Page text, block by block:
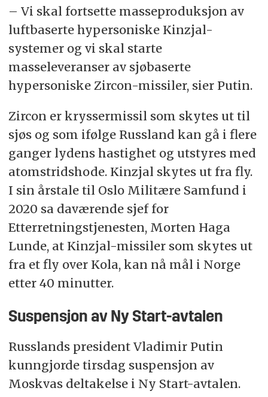
– Vi skal fortsette masseproduksjon av
luftbaserte hypersoniske Kinzjal-
systemer og vi skal starte
masseleveranser av sjøbaserte
hypersoniske Zircon-missiler, sier Putin.
Zircon er kryssermissil som skytes ut til
sjøs og som ifølge Russland kan gå i flere
ganger lydens hastighet og utstyres med
atomstridshode. Kinzjal skytes ut fra fly.
I sin årstale til Oslo Militære Samfund i
2020 sa daværende sjef for
Etterretningstjenesten, Morten Haga
Lunde, at Kinzjal-missiler som skytes ut
fra et fly over Kola, kan nå mål i Norge
etter 40 minutter.
Suspensjon av Ny Start-avtalen
Russlands president Vladimir Putin
kunngjorde tirsdag suspensjon av
Moskvas deltakelse i Ny Start-avtalen.